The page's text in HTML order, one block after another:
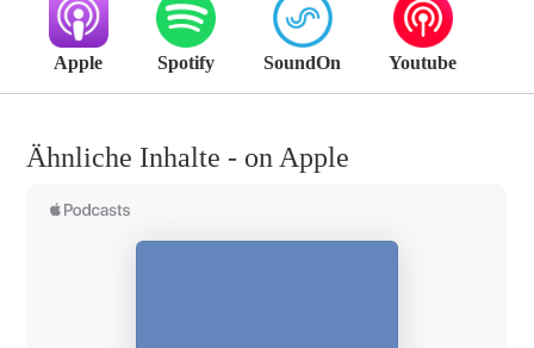
Apple Spotify SoundOn Youtube
Ähnliche Inhalte - on Apple